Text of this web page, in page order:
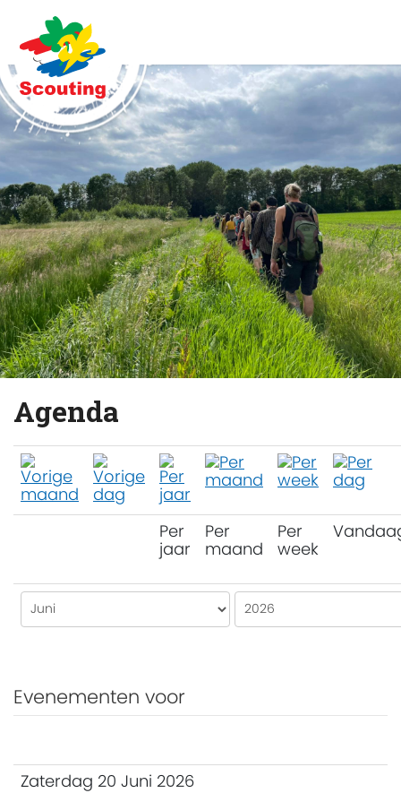
Agenda
Per
jaar
Per
maand
Per
week
Evenementen voor
Zaterdag 20 Juni 2026